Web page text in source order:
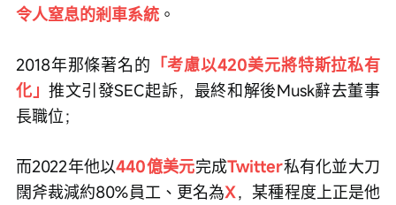
令人窒息的剎車系統 。
2018年那條著名的 「考慮以420美元將特斯拉私有
化」推文引發SEC起訴，最終和解後Musk辭去董事
長職位；
而2022年他以440億美元完成Twitter私有化並大刀
闊斧裁減約80%員工、更名為X，某種程度上正是他